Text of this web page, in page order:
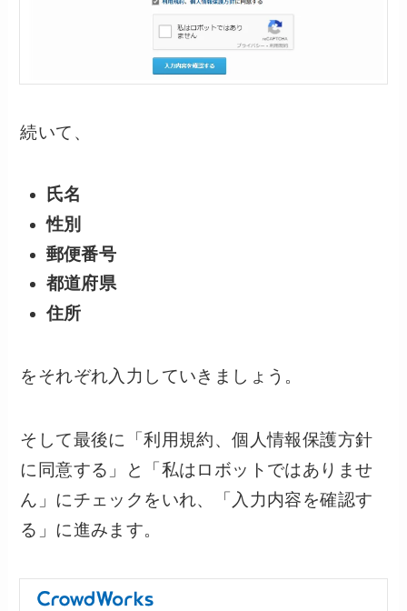
続いて、
氏名
性別
郵便番号
都道府県
住所
をそれぞれ入力していきましょう。
そして最後に「利用規約、個人情報保護方針
に同意する」と「私はロボットではありませ
ん」にチェックをいれ、「入力内容を確認す
る」に進みます。